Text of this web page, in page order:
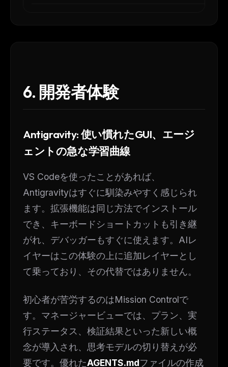
6. 開発者体験
Antigravity: 使い慣れたGUI、エージ
ェントの急な学習曲線
VS Codeを使ったことがあれば、
Antigravityはすぐに馴染みやすく感じられ
ます。拡張機能は同じ方法でインストール
でき、キーボードショートカットも引き継
がれ、デバッガーもすぐに使えます。AIレ
イヤーはこの体験の上に追加レイヤーとし
て乗っており、その代替ではありません。
初心者が苦労するのはMission Controlで
す。マネージャービューでは、プラン、実
行ステータス、検証結果といった新しい概
念が導入され、思考モデルの切り替えが必
要です。優れたAGENTS.mdファイルの作成